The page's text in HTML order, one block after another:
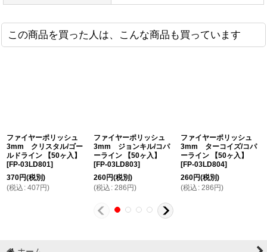
この商品を買った人は、こんな商品も買っています
ファイヤーポリッシュ
3mm クリスタル/ゴー
ルドライン 【50ヶ入】
[FP-03LD801]
370円(税別)
(税込 : 407 円)
ファイヤーポリッシュ
3mm ジョンキル/コパ
ーライン 【50ヶ入】
[FP-03LD803]
260円(税別)
(税込 : 286 円)
ファイヤーポリッシュ
3mm ターコイズ/コパ
ーライン 【50ヶ入】
[FP-03LD804]
260円(税別)
(税込 : 286 円)